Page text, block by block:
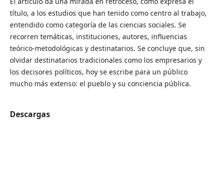
título, a los estudios que han tenido como centro al trabajo,
entendido como categoría de las ciencias sociales. Se
recorren temáticas, instituciones, autores, influencias
teórico-metodológicas y destinatarios. Se concluye que, sin
olvidar destinatarios tradicionales como los empresarios y
los decisores políticos, hoy se escribe para un público
mucho más extenso: el pueblo y su conciencia pública.
Descargas